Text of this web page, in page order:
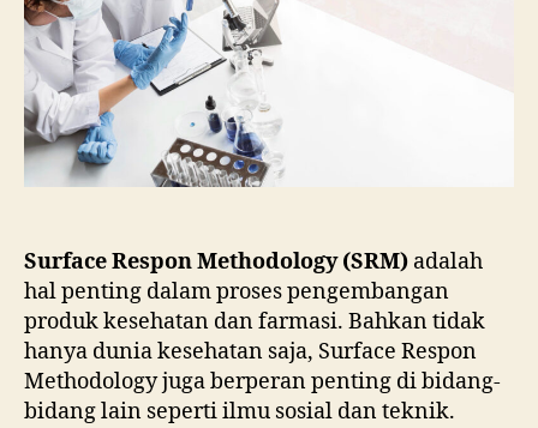
Surface Respon Methodology (SRM) adalah
hal penting dalam proses pengembangan
produk kesehatan dan farmasi. Bahkan tidak
hanya dunia kesehatan saja, Surface Respon
Methodology juga berperan penting di bidang-
bidang lain seperti ilmu sosial dan teknik.